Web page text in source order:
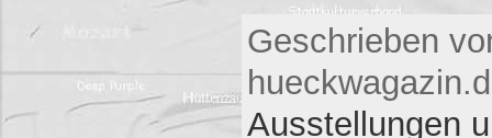
Geschrieben
Ausstellungen